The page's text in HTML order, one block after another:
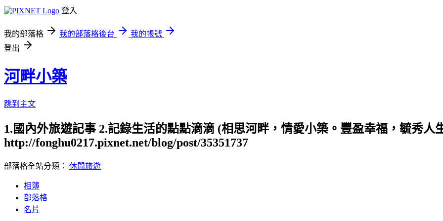
登入
我的部落格 我的部落格後台
我的帳號
登出
河畔小築
跳到主文
1.國內外旅遊記事 2.記錄生活的點點滴滴 (相思河畔，情愛小築。豐盈幸福，毓秀人
http://fonghu0217.pixnet.net/blog/post/35351737
部落格全站分類： 休閒旅遊
相簿
部落格
名片